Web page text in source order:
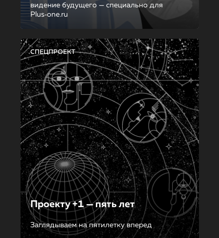
видение будущего — специально для
Plus‑one.ru
СПЕЦПРОЕКТ
Проекту +1 — пять лет
Заглядываем на пятилетку вперед